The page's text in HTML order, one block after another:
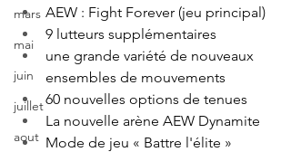
mars
mai
juin
juillet
aout
AEW : Fight Forever (jeu principal)
9 lutteurs supplémentaires
une grande variété de nouveaux
ensembles de mouvements
60 nouvelles options de tenues
La nouvelle arène AEW Dynamite
Mode de jeu « Battre l'élite »